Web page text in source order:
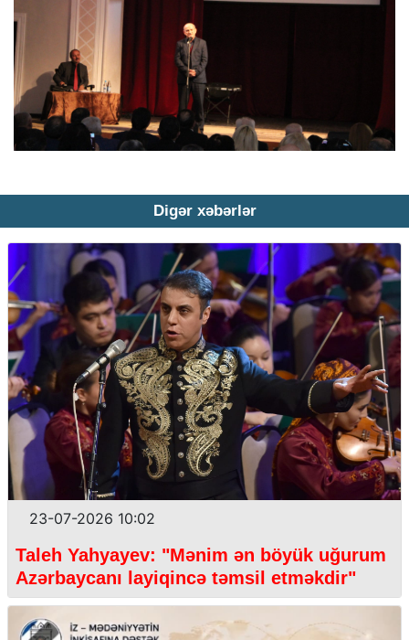
Digər xəbərlər
23-07-2026 10:02
Taleh Yahyayev: "Mənim ən böyük uğurum
Azərbaycanı layiqincə təmsil etməkdir"